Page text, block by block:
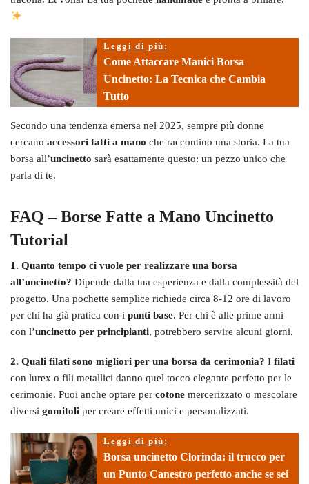
Leggi di più:
Come Attaccare Manici Borsa
Uncinetto: La Tecnica che Cambia
Tutto
Secondo una tendenza emersa nel 2025, sempre più donne
cercano accessori fatti a mano che raccontino una storia. La tua
borsa all’uncinetto sarà esattamente questo: un pezzo unico che
parla di te.
FAQ – Borse Fatte a Mano Uncinetto
Tutorial
1. Quanto tempo ci vuole per realizzare una borsa
all’uncinetto? Dipende dalla tua esperienza e dalla complessità del
progetto. Una pochette semplice richiede circa 8-12 ore di lavoro
per chi ha già pratica con i punti base. Per chi è alle prime armi
con l’uncinetto per principianti, potrebbero servire alcuni giorni.
2. Quali filati sono migliori per una borsa da cerimonia? I filati
con lurex o fili metallici danno quel tocco elegante perfetto per le
cerimonie. Puoi anche optare per cotone mercerizzato o mescolare
diversi gomitoli per creare effetti unici e personalizzati.
Leggi di più:
Borsa uncinetto Clorinda: il trucco per
un Punto Canestro perfetto anche se sei